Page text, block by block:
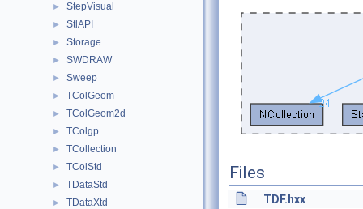
► StepVisual
► StlAPI
► Storage
► SWDRAW
► Sweep
► TColGeom
► TColGeom2d
► TColgp
► TCollection
► TColStd
► TDataStd
► TDataXtd
Files
TDF.hxx